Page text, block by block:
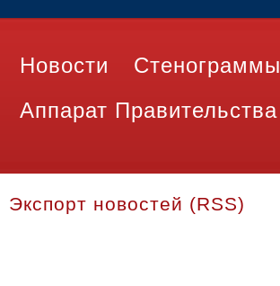
Новости Стенограммы
Аппарат Правительства
Экспорт новостей (RSS)